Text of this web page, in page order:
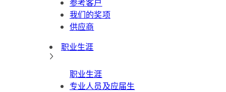
参考客户
我们的奖项
供应商
职业生涯
职业生涯
专业人员及应届生